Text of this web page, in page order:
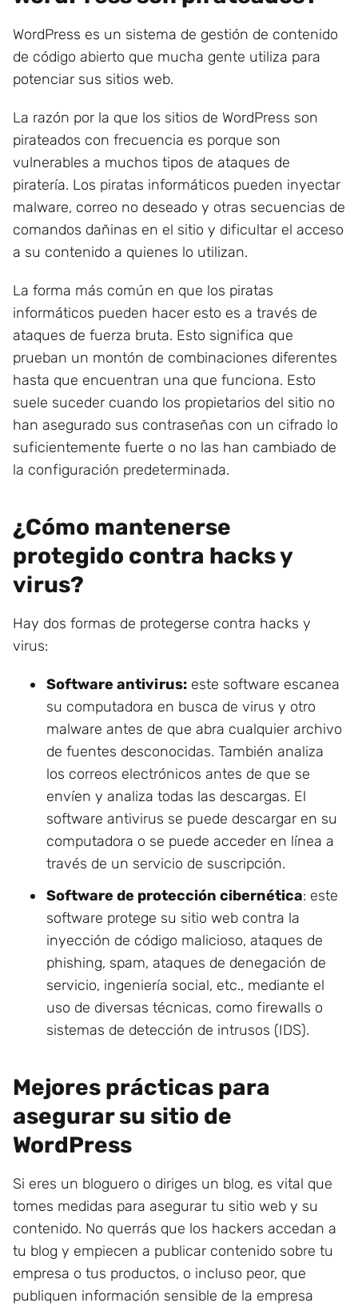
WordPress es un sistema de gestión de contenido
de código abierto que mucha gente utiliza para
potenciar sus sitios web.
La razón por la que los sitios de WordPress son
pirateados con frecuencia es porque son
vulnerables a muchos tipos de ataques de
piratería. Los piratas informáticos pueden inyectar
malware, correo no deseado y otras secuencias de
comandos dañinas en el sitio y dificultar el acceso
a su contenido a quienes lo utilizan.
La forma más común en que los piratas
informáticos pueden hacer esto es a través de
ataques de fuerza bruta. Esto significa que
prueban un montón de combinaciones diferentes
hasta que encuentran una que funciona. Esto
suele suceder cuando los propietarios del sitio no
han asegurado sus contraseñas con un cifrado lo
suficientemente fuerte o no las han cambiado de
la configuración predeterminada.
¿Cómo mantenerse
protegido contra hacks y
virus?
Hay dos formas de protegerse contra hacks y
virus:
Software antivirus: este software escanea
su computadora en busca de virus y otro
malware antes de que abra cualquier archivo
de fuentes desconocidas. También analiza
los correos electrónicos antes de que se
envíen y analiza todas las descargas. El
software antivirus se puede descargar en su
computadora o se puede acceder en línea a
través de un servicio de suscripción.
Software de protección cibernética: este
software protege su sitio web contra la
inyección de código malicioso, ataques de
phishing, spam, ataques de denegación de
servicio, ingeniería social, etc., mediante el
uso de diversas técnicas, como firewalls o
sistemas de detección de intrusos (IDS).
Mejores prácticas para
asegurar su sitio de
WordPress
Si eres un bloguero o diriges un blog, es vital que
tomes medidas para asegurar tu sitio web y su
contenido. No querrás que los hackers accedan a
tu blog y empiecen a publicar contenido sobre tu
empresa o tus productos, o incluso peor, que
publiquen información sensible de la empresa